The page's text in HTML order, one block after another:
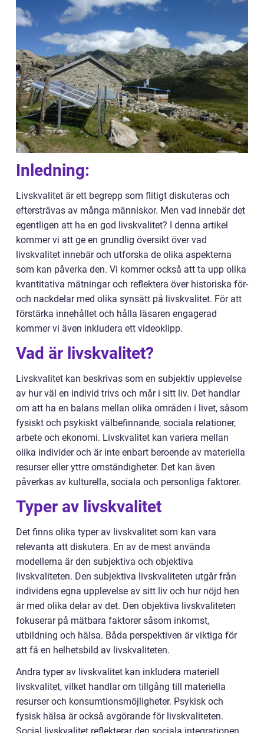
Inledning:
Livskvalitet är ett begrepp som flitigt diskuteras och
eftersträvas av många människor. Men vad innebär det
egentligen att ha en god livskvalitet? I denna artikel
kommer vi att ge en grundlig översikt över vad
livskvalitet innebär och utforska de olika aspekterna
som kan påverka den. Vi kommer också att ta upp olika
kvantitativa mätningar och reflektera över historiska för-
och nackdelar med olika synsätt på livskvalitet. För att
förstärka innehållet och hålla läsaren engagerad
kommer vi även inkludera ett videoklipp.
Vad är livskvalitet?
Livskvalitet kan beskrivas som en subjektiv upplevelse
av hur väl en individ trivs och mår i sitt liv. Det handlar
om att ha en balans mellan olika områden i livet, såsom
fysiskt och psykiskt välbefinnande, sociala relationer,
arbete och ekonomi. Livskvalitet kan variera mellan
olika individer och är inte enbart beroende av materiella
resurser eller yttre omständigheter. Det kan även
påverkas av kulturella, sociala och personliga faktorer.
Typer av livskvalitet
Det finns olika typer av livskvalitet som kan vara
relevanta att diskutera. En av de mest använda
modellerna är den subjektiva och objektiva
livskvaliteten. Den subjektiva livskvaliteten utgår från
individens egna upplevelse av sitt liv och hur nöjd hen
är med olika delar av det. Den objektiva livskvaliteten
fokuserar på mätbara faktorer såsom inkomst,
utbildning och hälsa. Båda perspektiven är viktiga för
att få en helhetsbild av livskvaliteten.
Andra typer av livskvalitet kan inkludera materiell
livskvalitet, vilket handlar om tillgång till materiella
resurser och konsumtionsmöjligheter. Psykisk och
fysisk hälsa är också avgörande för livskvaliteten.
Social livskvalitet reflekterar den sociala integrationen